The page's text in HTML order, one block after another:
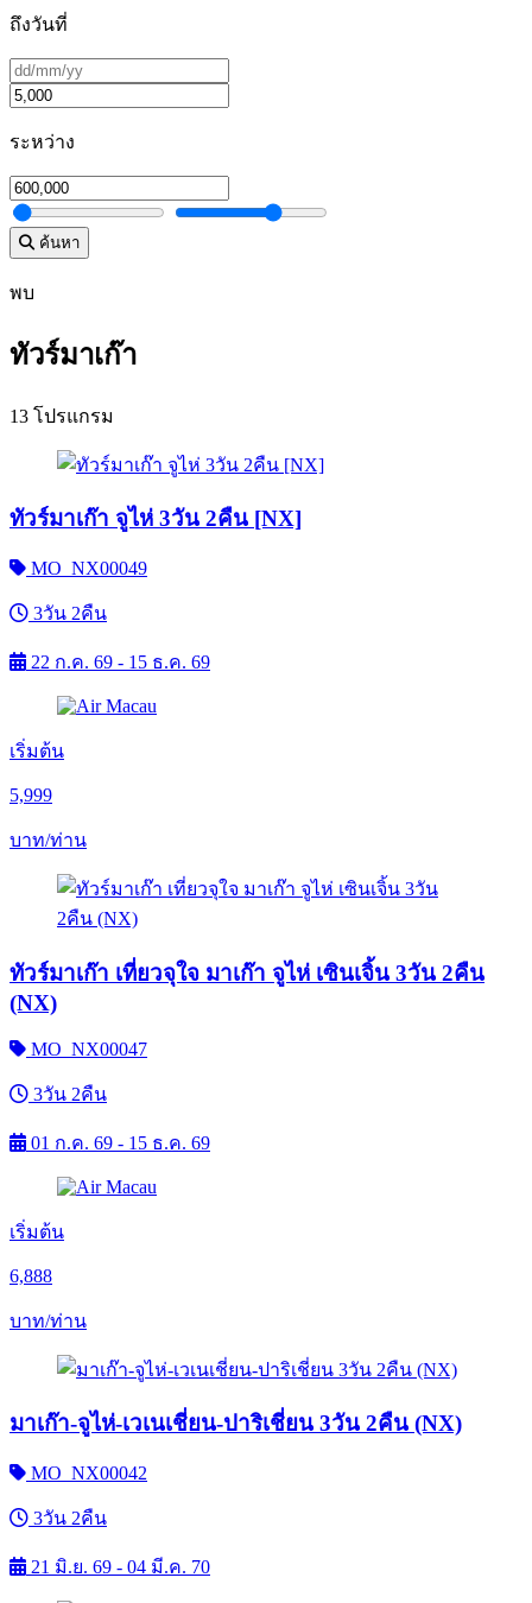
ถึงวันที่
ระหว่าง
ค้นหา
พบ
ทัวร์มาเก๊า
13 โปรแกรม
ทัวร์มาเก๊า จูไห่ 3วัน 2คืน [NX]
MO_NX00049
3วัน 2คืน
22 ก.ค. 69 - 15 ธ.ค. 69
เริ่มต้น
5,999
บาท/ท่าน
ทัวร์มาเก๊า เที่ยวจุใจ มาเก๊า จูไห่ เซินเจิ้น 3วัน 2คืน
(NX)
MO_NX00047
3วัน 2คืน
01 ก.ค. 69 - 15 ธ.ค. 69
เริ่มต้น
6,888
บาท/ท่าน
มาเก๊า-จูไห่-เวเนเชี่ยน-ปาริเชี่ยน 3วัน 2คืน (NX)
MO_NX00042
3วัน 2คืน
21 มิ.ย. 69 - 04 มี.ค. 70